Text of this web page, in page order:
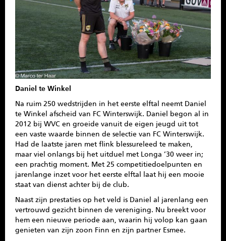
MENU
Daniel te Winkel
Na ruim 250 wedstrijden in het eerste elftal neemt Daniel
te Winkel afscheid van FC Winterswijk. Daniel begon al in
2012 bij WVC en groeide vanuit de eigen jeugd uit tot
een vaste waarde binnen de selectie van FC Winterswijk.
Had de laatste jaren met flink blessureleed te maken,
maar viel onlangs bij het uitduel met Longa ’30 weer in;
een prachtig moment. Met 25 competitiedoelpunten en
jarenlange inzet voor het eerste elftal laat hij een mooie
staat van dienst achter bij de club.
Naast zijn prestaties op het veld is Daniel al jarenlang een
vertrouwd gezicht binnen de vereniging. Nu breekt voor
hem een nieuwe periode aan, waarin hij volop kan gaan
genieten van zijn zoon Finn en zijn partner Esmee.